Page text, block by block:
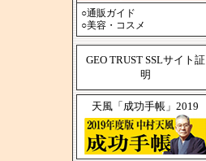
○通販ガイド
○美容・コスメ
GEO TRUST SSLサイト証
明
天風「成功手帳」2019